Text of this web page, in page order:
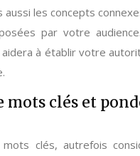
aussi les concepts
par votre
à établir votre
mots clés et
clés, autrefois